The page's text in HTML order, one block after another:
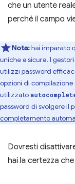
che un utente
perché il campo
Nota:hai imparato
uniche e sicure. I
utilizzi password
opzioni di compilazione
utilizzato
password di svolgere il
completamento
Dovresti
hai la certezza